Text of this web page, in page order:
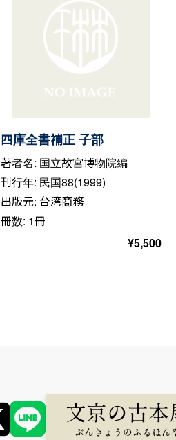
四庫全書補正 子部
著者名: 国立故宮博物院編
刊行年: 民国88(1999)
出版元: 台湾商務
冊数: 1冊
¥5,500